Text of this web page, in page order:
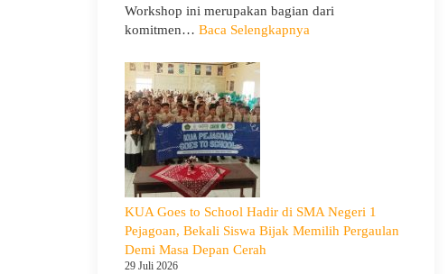
Workshop ini merupakan bagian dari
komitmen… Baca Selengkapnya:
Penguatan
Kapasitas
KUA Goes to School Hadir di SMA Negeri 1
Pejagoan, Bekali Siswa Bijak Memilih Pergaulan
Demi Masa Depan Cerah
29 Juli 2026